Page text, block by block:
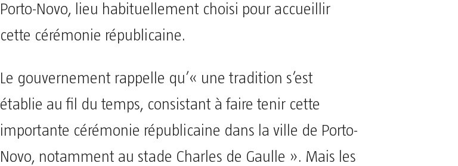
Porto-Novo, lieu habituellement choisi pour accueillir
cette cérémonie républicaine.
Le gouvernement rappelle qu’« une tradition s’est
établie au fil du temps, consistant à faire tenir cette
importante cérémonie républicaine dans la ville de Porto-
Novo, notamment au stade Charles de Gaulle ». Mais les